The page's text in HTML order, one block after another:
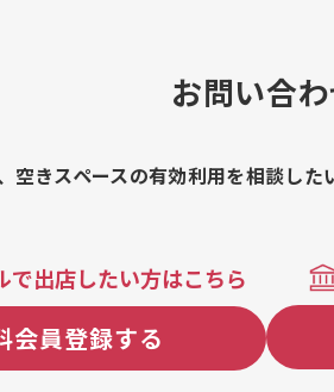
お問い合
空きスペースの有効利用を相談した
で出店したい方はこちら
会員登録する